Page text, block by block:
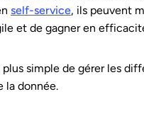
self-service, ils peuvent
et de gagner en
simple de gérer les
la donnée.